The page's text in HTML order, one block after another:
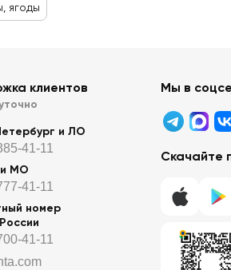
ягоды
клиентов
и ЛО
41-11
МО
41-11
номер
41-11
Мы в
Скачайте